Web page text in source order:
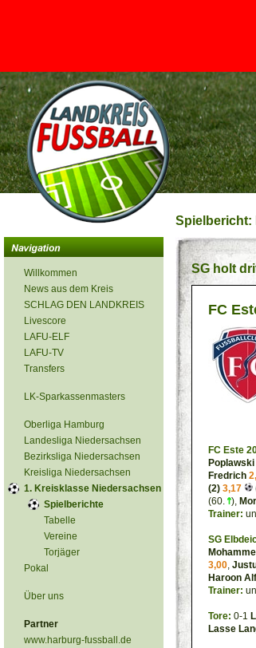
<
Willkommen
News aus dem Kreis
SCHLAG DEN LANDKREIS
Livescore
LAFU-ELF
LAFU-TV
Transfers
LK-Sparkassenmasters
Oberliga Hamburg
Landesliga Niedersachsen
Bezirksliga Niedersachsen
Kreisliga Niedersachsen
1. Kreisklasse Niedersachsen
Spielberichte
Tabelle
Vereine
Torjäger
Pokal
Über uns
Partner
www.harburg-fussball.de
Spielbericht:
SG holt
FC
FC Este
Poplawski
Fredrich
(2) 3,17
(60. ),
Trainer:
SG
3,00,
Haroon
Trainer:
Tore: 0-1
Lasse